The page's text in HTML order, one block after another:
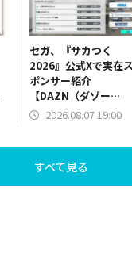
セガ、『サカつく
2026』公式Xで実在ス
ポンサー紹介
【DAZN（ダゾー
ン）】篇をポスト
2026.08.07 19:00
すべて見る